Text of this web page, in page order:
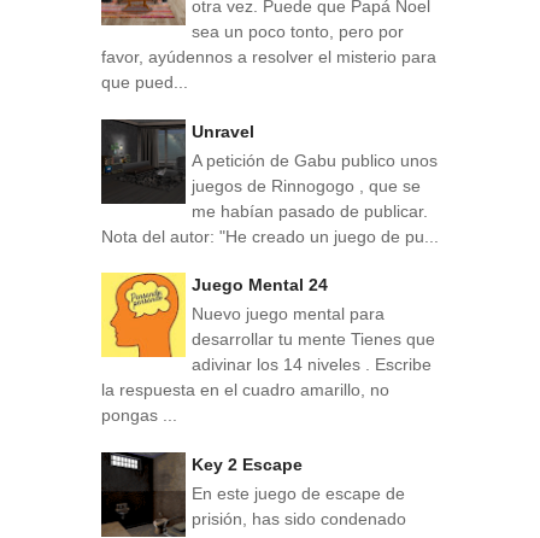
otra vez. Puede que Papá Noel
sea un poco tonto, pero por
favor, ayúdennos a resolver el misterio para
que pued...
Unravel
A petición de Gabu publico unos
juegos de Rinnogogo , que se
me habían pasado de publicar.
Nota del autor: "He creado un juego de pu...
Juego Mental 24
Nuevo juego mental para
desarrollar tu mente Tienes que
adivinar los 14 niveles . Escribe
la respuesta en el cuadro amarillo, no
pongas ...
Key 2 Escape
En este juego de escape de
prisión, has sido condenado